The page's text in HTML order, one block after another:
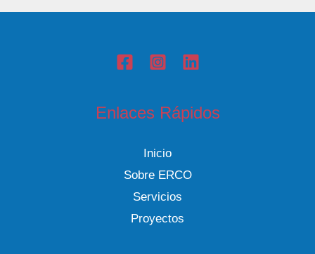
Enlaces Rápidos
Inicio
Sobre ERCO
Servicios
Proyectos